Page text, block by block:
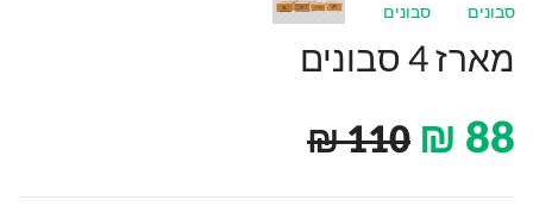
מארז 4 סבונים
88
₪
110
₪